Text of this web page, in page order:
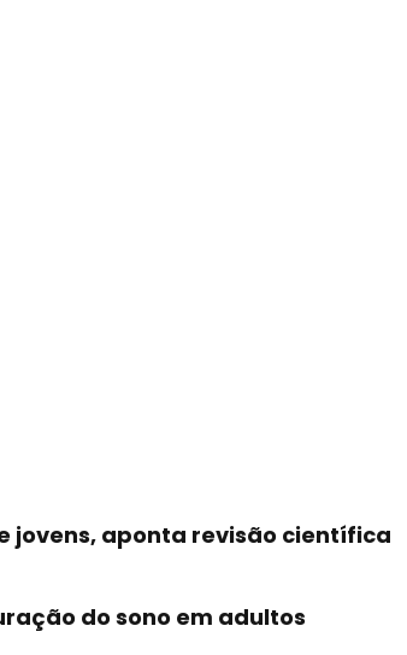
jovens, aponta revisão científica
do sono em adultos